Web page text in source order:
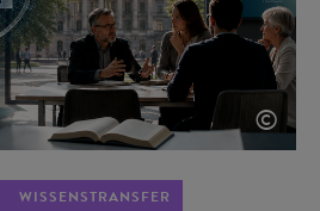
©
WISSENSTRANSFER